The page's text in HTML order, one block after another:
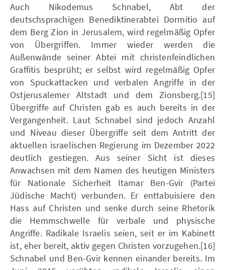
Auch Nikodemus Schnabel, Abt der
deutschsprachigen Benediktinerabtei Dormitio auf
dem Berg Zion in Jerusalem, wird regelmäßig Opfer
von Übergriffen. Immer wieder werden die
Außenwände seiner Abtei mit christenfeindlichen
Graffitis besprüht; er selbst wird regelmäßig Opfer
von Spuckattacken und verbalen Angriffe in der
Ostjerusalemer Altstadt und dem Zionsberg.[15]
Übergriffe auf Christen gab es auch bereits in der
Vergangenheit. Laut Schnabel sind jedoch Anzahl
und Niveau dieser Übergriffe seit dem Antritt der
aktuellen israelischen Regierung im Dezember 2022
deutlich gestiegen. Aus seiner Sicht ist dieses
Anwachsen mit dem Namen des heutigen Ministers
für Nationale Sicherheit Itamar Ben-Gvir (Partei
Jüdische Macht) verbunden. Er enttabuisiere den
Hass auf Christen und senke durch seine Rhetorik
die Hemmschwelle für verbale und physische
Angriffe. Radikale Israelis seien, seit er im Kabinett
ist, eher bereit, aktiv gegen Christen vorzugehen.[16]
Schnabel und Ben-Gvir kennen einander bereits. Im